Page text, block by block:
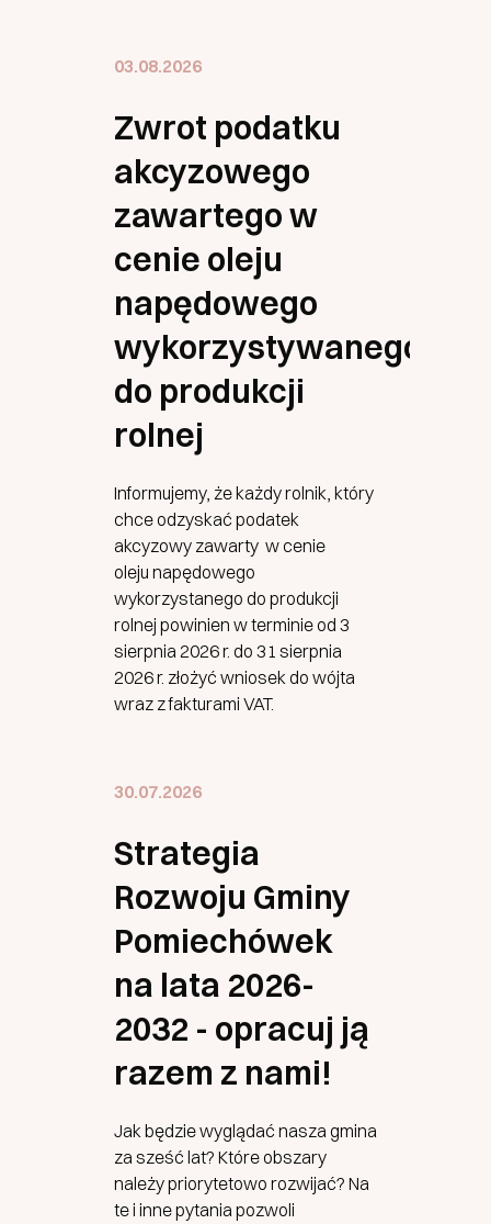
03.08.2026
Zwrot podatku
akcyzowego
zawartego w
cenie oleju
napędowego
wykorzystywanego
do produkcji
rolnej
Informujemy, że każdy rolnik, który
chce odzyskać podatek
akcyzowy zawarty w cenie
oleju napędowego
wykorzystanego do produkcji
rolnej powinien w terminie od 3
sierpnia 2026 r. do 31 sierpnia
2026 r. złożyć wniosek do wójta
wraz z fakturami VAT.
30.07.2026
Strategia
Rozwoju Gminy
Pomiechówek
na lata 2026-
2032 - opracuj ją
razem z nami!
Jak będzie wyglądać nasza gmina
za sześć lat? Które obszary
należy priorytetowo rozwijać? Na
te i inne pytania pozwoli